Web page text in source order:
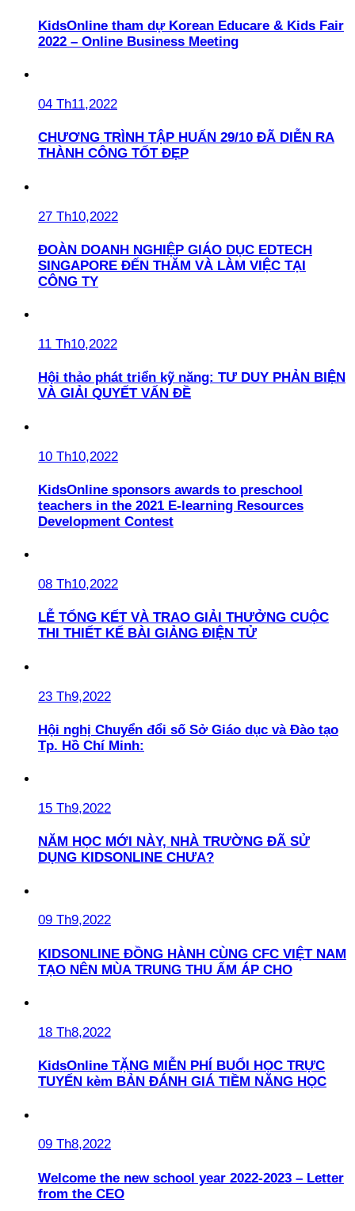
KidsOnline tham dự Korean Educare & Kids Fair
2022 – Online Business Meeting
04 Th11,2022
CHƯƠNG TRÌNH TẬP HUẤN 29/10 ĐÃ DIỄN RA
THÀNH CÔNG TỐT ĐẸP
27 Th10,2022
ĐOÀN DOANH NGHIỆP GIÁO DỤC EDTECH
SINGAPORE ĐẾN THĂM VÀ LÀM VIỆC TẠI
CÔNG TY
11 Th10,2022
Hội thảo phát triển kỹ năng: TƯ DUY PHẢN BIỆN
VÀ GIẢI QUYẾT VẤN ĐỀ
10 Th10,2022
KidsOnline sponsors awards to preschool
teachers in the 2021 E-learning Resources
Development Contest
08 Th10,2022
LỄ TỔNG KẾT VÀ TRAO GIẢI THƯỞNG CUỘC
THI THIẾT KẾ BÀI GIẢNG ĐIỆN TỬ
23 Th9,2022
Hội nghị Chuyển đổi số Sở Giáo dục và Đào tạo
Tp. Hồ Chí Minh:
15 Th9,2022
NĂM HỌC MỚI NÀY, NHÀ TRƯỜNG ĐÃ SỬ
DỤNG KIDSONLINE CHƯA?
09 Th9,2022
KIDSONLINE ĐỒNG HÀNH CÙNG CFC VIỆT NAM
TẠO NÊN MÙA TRUNG THU ẤM ÁP CHO
18 Th8,2022
KidsOnline TẶNG MIỄN PHÍ BUỔI HỌC TRỰC
TUYẾN kèm BẢN ĐÁNH GIÁ TIỀM NĂNG HỌC
09 Th8,2022
Welcome the new school year 2022-2023 – Letter
from the CEO